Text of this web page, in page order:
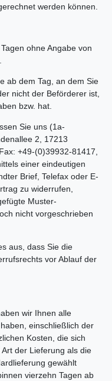
werden können.
ohne Angabe von
ab dem Tag, an dem Sie
nicht der Beförderer ist,
bzw. hat.
Sie uns (1a-
2, 17213
+49-(0)39932-81417,
einer eindeutigen
Brief, Telefax oder E-
zu widerrufen,
Muster-
nicht vorgeschrieben
aus, dass Sie die
vor Ablauf der
wir Ihnen alle
einschließlich der
Kosten, die sich
der Lieferung als die
gewählt
vierzehn Tagen ab